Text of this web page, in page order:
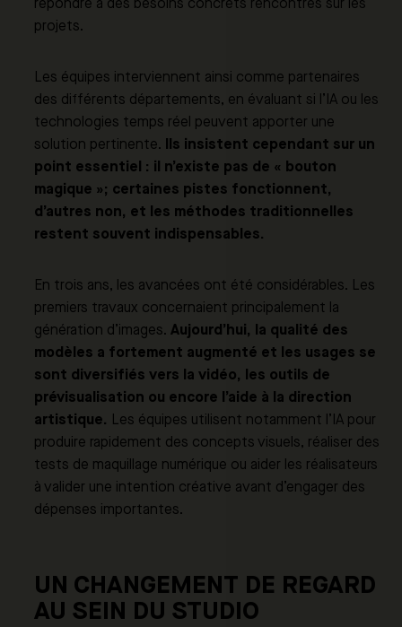
projets.
Les équipes interviennent ainsi comme partenaires
des différents départements, en évaluant si l’IA ou les
technologies temps réel peuvent apporter une
solution pertinente. Ils insistent cependant sur un
point essentiel : il n’existe pas de « bouton
magique »; certaines pistes fonctionnent,
d’autres non, et les méthodes traditionnelles
restent souvent indispensables.
En trois ans, les avancées ont été considérables. Les
premiers travaux concernaient principalement la
génération d’images. Aujourd’hui, la qualité des
modèles a fortement augmenté et les usages se
sont diversifiés vers la vidéo, les outils de
prévisualisation ou encore l’aide à la direction
artistique. Les équipes utilisent notamment l’IA pour
produire rapidement des concepts visuels, réaliser des
tests de maquillage numérique ou aider les réalisateurs
à valider une intention créative avant d’engager des
dépenses importantes.
UN CHANGEMENT DE REGARD
AU SEIN DU STUDIO